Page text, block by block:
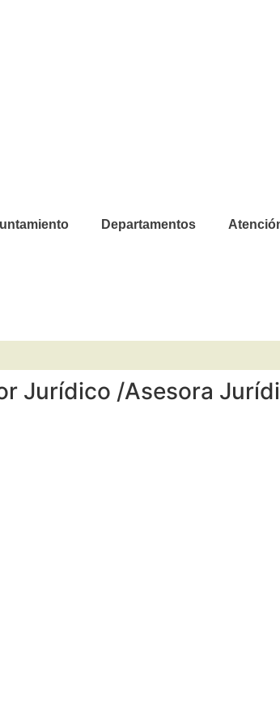
Departamentos
Jurídico /Asesora